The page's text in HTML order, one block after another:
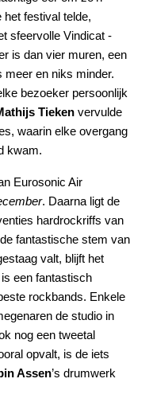
het festival telde,
sfeervolle Vindicat -
is dan vier muren, een
meer en niks minder.
bezoeker persoonlijk
Tieken vervulde
waarin elke overgang
kwam.
Eurosonic Air
. Daarna ligt de
hardrockriffs van
fantastische stem van
valt, blijft het
een fantastisch
rockbands. Enkele
de studio in
nog een tweetal
opvalt, is de iets
Assen’s drumwerk